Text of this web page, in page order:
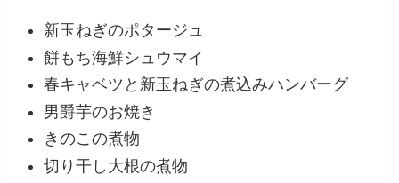
新玉ねぎのポタージュ
餅もち海鮮シュウマイ
春キャベツと新玉ねぎの煮込みハンバーグ
男爵芋のお焼き
きのこの煮物
切り干し大根の煮物